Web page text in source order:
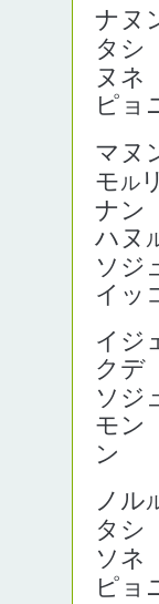
ナヌ
タ
ヌ
ピ
マヌ
モル
ナ
ハヌ
ソ
イ
イジ
ク
ソ
モ
ン
ノル
タ
ソ
ピ